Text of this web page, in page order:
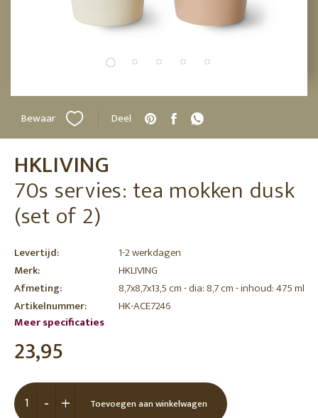
Bewaar Deel
HKLIVING
70s servies: tea mokken dusk
(set of 2)
Levertijd:
1-2 werkdagen
Merk:
HKLIVING
Afmeting:
8,7x8,7x13,5 cm - dia: 8,7 cm - inhoud: 475 ml
Artikelnummer:
HK-ACE7246
Meer specificaties
23,95
+
- Toevoegen aan winkelwagen